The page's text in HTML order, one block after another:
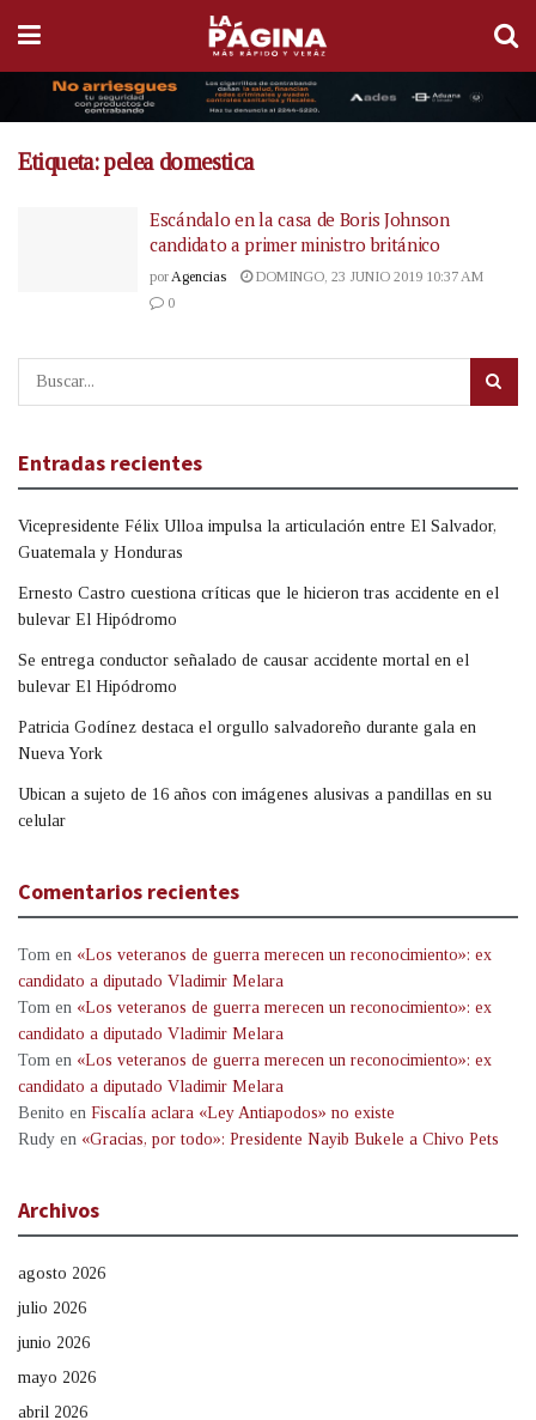
Etiqueta:pelea domestica
Escándalo en la casa de Boris Johnson
candidato a primer ministro británico
por Agencias
DOMINGO, 23 JUNIO 2019 10:37 AM
0
Entradas recientes
Vicepresidente Félix Ulloa impulsa la articulación entre El Salvador,
Guatemala y Honduras
Ernesto Castro cuestiona críticas que le hicieron tras accidente en el
bulevar El Hipódromo
Se entrega conductor señalado de causar accidente mortal en el
bulevar El Hipódromo
Patricia Godínez destaca el orgullo salvadoreño durante gala en
Nueva York
Ubican a sujeto de 16 años con imágenes alusivas a pandillas en su
celular
Comentarios recientes
Tom en «Los veteranos de guerra merecen un reconocimiento»: ex
candidato a diputado Vladimir Melara
Tom en «Los veteranos de guerra merecen un reconocimiento»: ex
candidato a diputado Vladimir Melara
Tom en «Los veteranos de guerra merecen un reconocimiento»: ex
candidato a diputado Vladimir Melara
Benito en Fiscalía aclara «Ley Antiapodos» no existe
Rudy en «Gracias, por todo»: Presidente Nayib Bukele a Chivo Pets
Archivos
agosto 2026
julio 2026
junio 2026
mayo 2026
abril 2026